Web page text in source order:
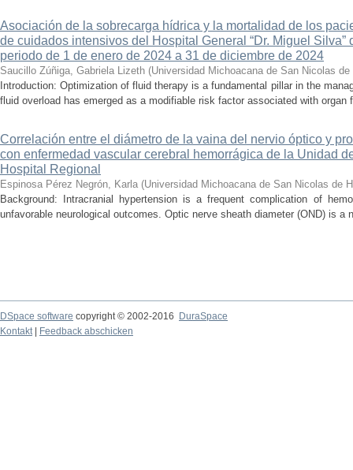
Asociación de la sobrecarga hídrica y la mortalidad de los
de cuidados intensivos del Hospital General “Dr. Miguel
periodo de 1 de enero de 2024 a 31 de diciembre de 2024
Saucillo Zúñiga, Gabriela Lizeth (Universidad Michoacana de San Nicolas de
Introduction: Optimization of fluid therapy is a fundamental pillar in the
fluid overload has emerged as a modifiable risk factor associated with organ
Correlación entre el diámetro de la vaina del nervio óptico y
con enfermedad vascular cerebral hemorrágica de la Unidad
Hospital Regional
Espinosa Pérez Negrón, Karla (Universidad Michoacana de San Nicolas de
Background: Intracranial hypertension is a frequent complication of
unfavorable neurological outcomes. Optic nerve sheath diameter (OND) is a
DSpace software copyright © 2002-2016
DuraSpace
Kontakt| Feedback abschicken